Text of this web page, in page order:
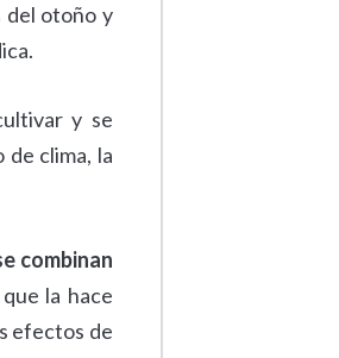
del otoño y
y se
clima, la
combinan
la hace
efectos de